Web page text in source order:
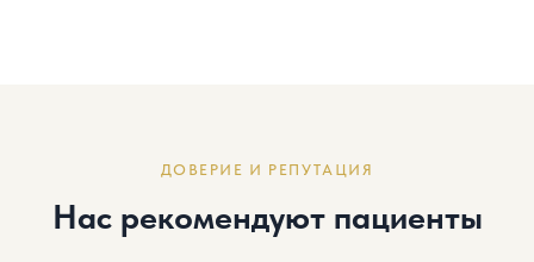
ДОВЕРИЕ И РЕПУТАЦИЯ
Нас рекомендуют пациенты